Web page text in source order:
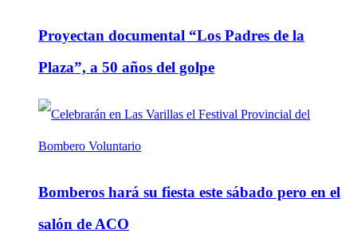
Proyectan documental “Los Padres de la
Plaza”, a 50 años del golpe
Bomberos hará su fiesta este sábado pero en el
salón de ACO